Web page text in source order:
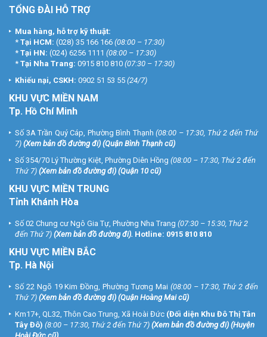
TỔNG ĐÀI HỖ TRỢ
Mua hàng, hỗ trợ kỹ thuật:
* Tại HCM: (028) 35 166 166 (08:00 – 17:30)
* Tại HN: (024) 6256 1111 (08:00 – 17:30)
* Tại Nha Trang: 0915 810 810 (07:30 – 17:30)
Khiếu nại, CSKH: 0902 51 53 55 (24/7)
KHU VỰC MIỀN NAM
Tp. Hồ Chí Minh
Số 3A Trần Quý Cáp, Phường Bình Thạnh (08:00 – 17:30, Thứ 2 đến Thứ
7) (Xem bản đồ đường đi) (Quận Bình Thạnh cũ)
Số 354/70 Lý Thường Kiệt, Phường Diên Hồng (08:00 – 17:30, Thứ 2 đến
Thứ 7) (Xem bản đồ đường đi) (Quận 10 cũ)
KHU VỰC MIỀN TRUNG
Tỉnh Khánh Hòa
Số 02 Chung cư Ngô Gia Tự, Phường Nha Trang (07:30 – 15:30, Thứ 2
đến Thứ 7) (Xem bản đồ đường đi). Hotline: 0915 810 810
KHU VỰC MIỀN BẮC
Tp. Hà Nội
Số 22 Ngõ 19 Kim Đồng, Phường Tương Mai (08:00 – 17:30, Thứ 2 đến
Thứ 7) (Xem bản đồ đường đi) (Quận Hoàng Mai cũ)
Km17+, QL32, Thôn Cao Trung, Xã Hoài Đức (Đối diện Khu Đô Thị Tân
Tây Đô) (8:00 – 17:30, Thứ 2 đến Thứ 7) (Xem bản đồ đường đi) (Huyện
Hoài Đức cũ)